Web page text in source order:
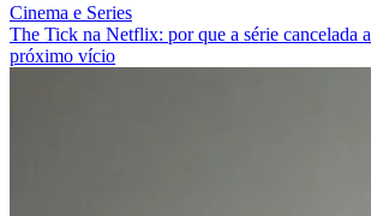
Cinema e Series
The Tick na Netflix: por que a série cancelada
próximo vício